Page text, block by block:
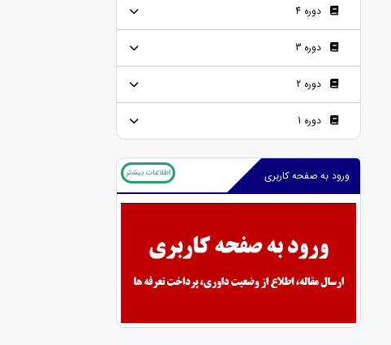
دوره 4
دوره 3
دوره 2
دوره 1
ورود به صفحه کاربری اطلاعات بیشتر